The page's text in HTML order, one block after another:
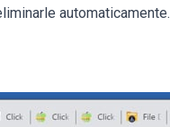
automaticamente.